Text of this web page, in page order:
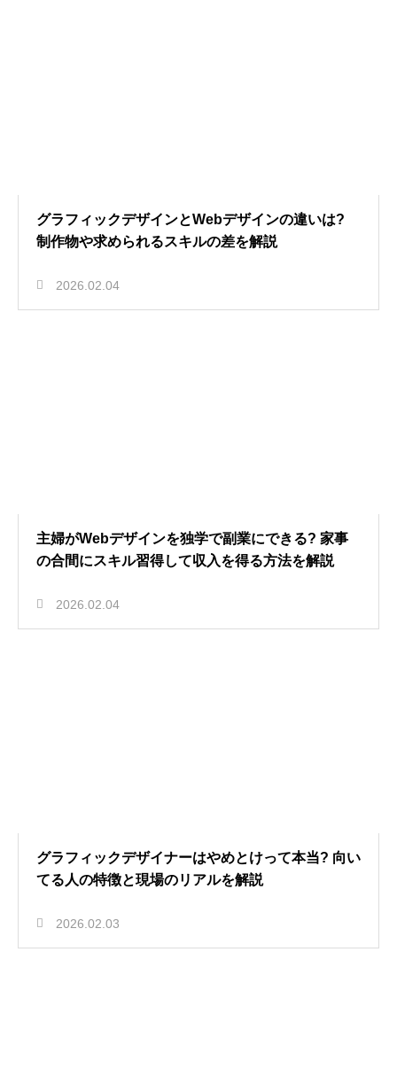
グラフィックデザインとWebデザインの違いは?
制作物や求められるスキルの差を解説
2026.02.04
主婦がWebデザインを独学で副業にできる? 家事
の合間にスキル習得して収入を得る方法を解説
2026.02.04
グラフィックデザイナーはやめとけって本当? 向い
てる人の特徴と現場のリアルを解説
2026.02.03